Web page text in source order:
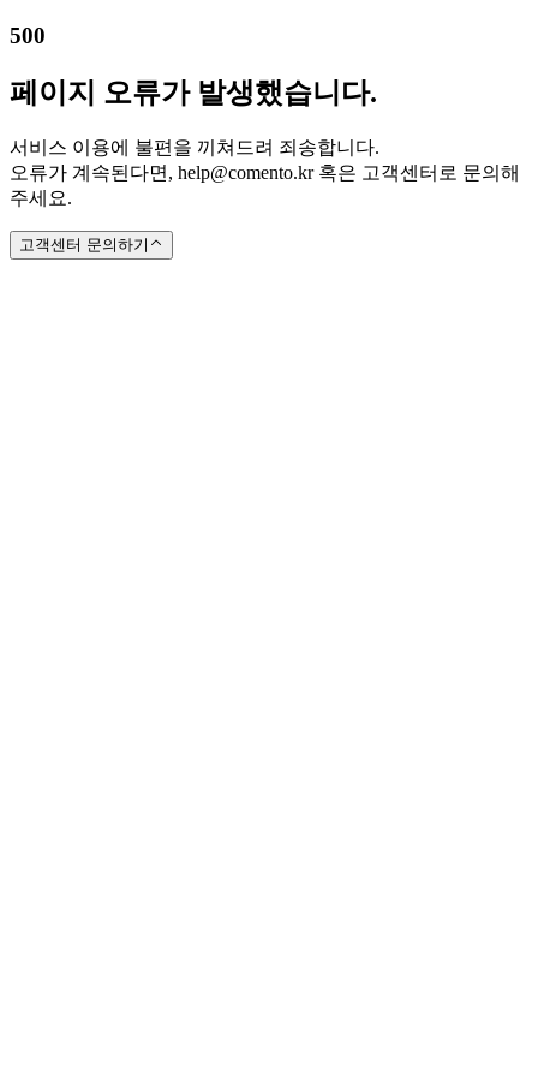
500
페이지 오류가 발생했습니다.
서비스 이용에 불편을 끼쳐드려 죄송합니다.
오류가 계속된다면, help@comento.kr 혹은 고객센터로 문의해
주세요.
고객센터 문의하기